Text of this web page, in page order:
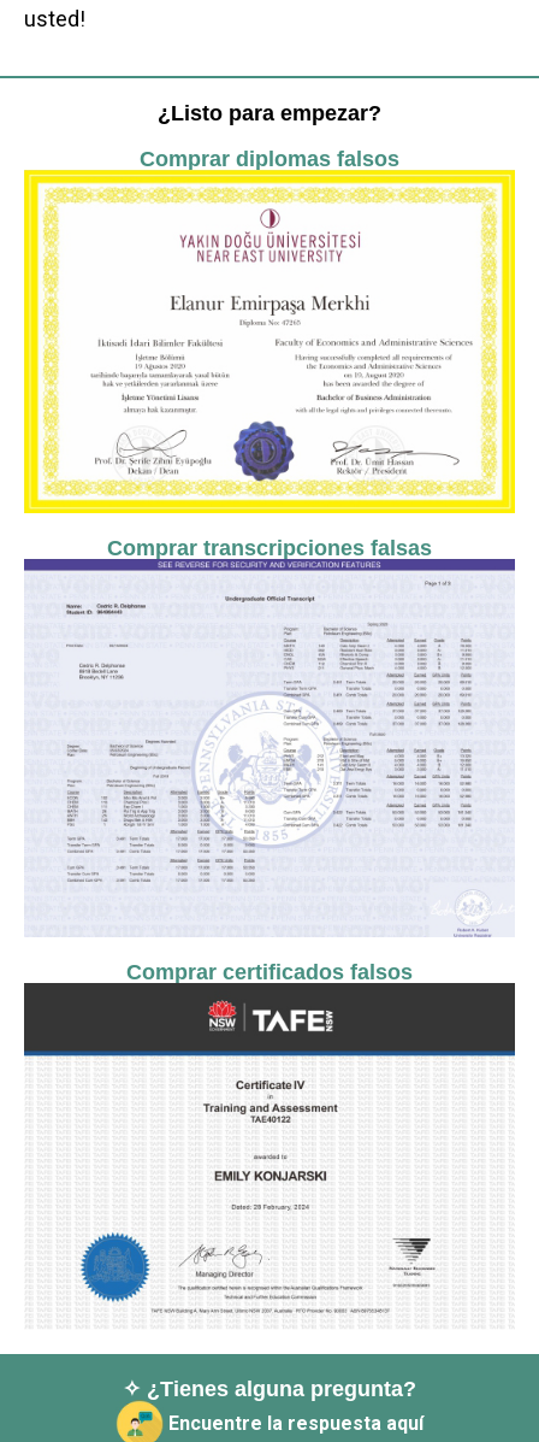
usted!
¿Listo para empezar?
Comprar diplomas falsos
Comprar transcripciones falsas
Comprar certificados falsos
✧ ¿Tienes alguna pregunta?
Encuentre la respuesta aquí